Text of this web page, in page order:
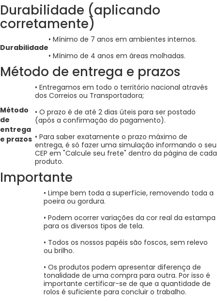
Durabilidade (aplicando
corretamente)
Durabilidade
• Mínimo de 7 anos em ambientes internos.
• Mínimo de 4 anos em áreas molhadas.
Método de entrega e prazos
Método
de
entrega
e prazos
• Entregamos em todo o território nacional através
dos Correios ou Transportadora;
• O prazo é de até 2 dias úteis para ser postado
(após a confirmação do pagamento).
• Para saber exatamente o prazo máximo de
entrega, é só fazer uma simulação informando o seu
CEP em "Calcule seu frete" dentro da página de cada
produto.
Importante
• Limpe bem toda a superfície, removendo toda a
poeira ou gordura.
• Podem ocorrer variações da cor real da estampa
para os diversos tipos de tela.
• Todos os nossos papéis são foscos, sem relevo
ou brilho.
• Os produtos podem apresentar diferença de
tonalidade de uma compra para outra. Por isso é
importante certificar-se de que a quantidade de
rolos é suficiente para concluir o trabalho.